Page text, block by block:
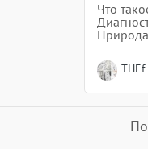
Что
страхом
THEf